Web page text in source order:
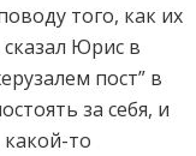
того, как их
Юрис в
пост” в
за себя, и
какой-то